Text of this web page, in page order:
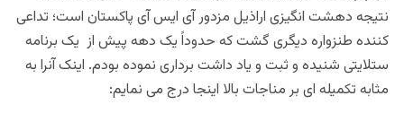
نتیجه دهشت انگیزی اراذیل مزدور آی ایس آی پاکستان است؛ تداعی
کننده طنزواره دیگری گشت که حدوداً یک دهه پیش از یک برنامه
ستلایتی شنیده و ثبت و یاد داشت برداری نموده بودم. اینک آنرا به
مثابه تکمیله ای بر مناجات بالا اینجا درج می نمایم: